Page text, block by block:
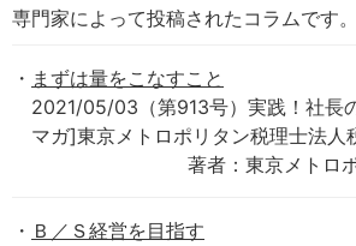
専門家によって投稿されたコラムです。
まずは量をこなすこと
2021/05/03（第913号）実践！社長
マガ]東京メトロポリタン税理士法人
著者：東京メトロ
Ｂ／Ｓ経営を目指す